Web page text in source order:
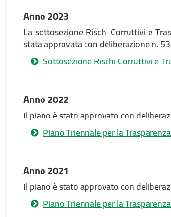
Anno 2023
La sottosezione Rischi Corruttivi e
stata approvata con deliberazione n.
Sottosezione Rischi Corruttivi e
Anno 2022
Il piano è stato approvato con
Piano Triennale per la
Anno 2021
Il piano è stato approvato con
Piano Triennale per la